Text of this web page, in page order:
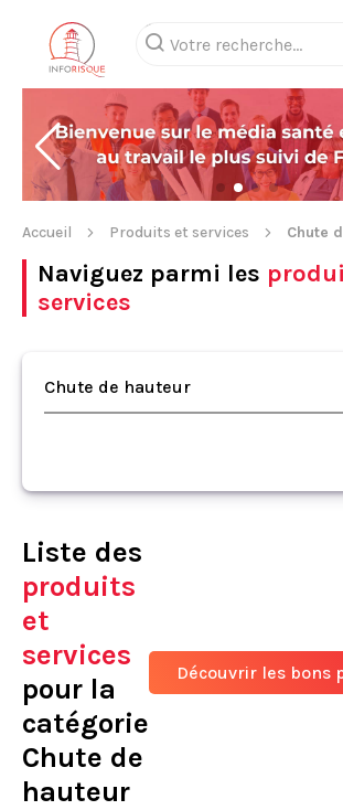
Accueil Produits et services Chute
Naviguez parmi les
services
Chute de hauteur
Liste des
produits
et
services
pour la
catégorie
Chute de
hauteur
Découvrir les bons